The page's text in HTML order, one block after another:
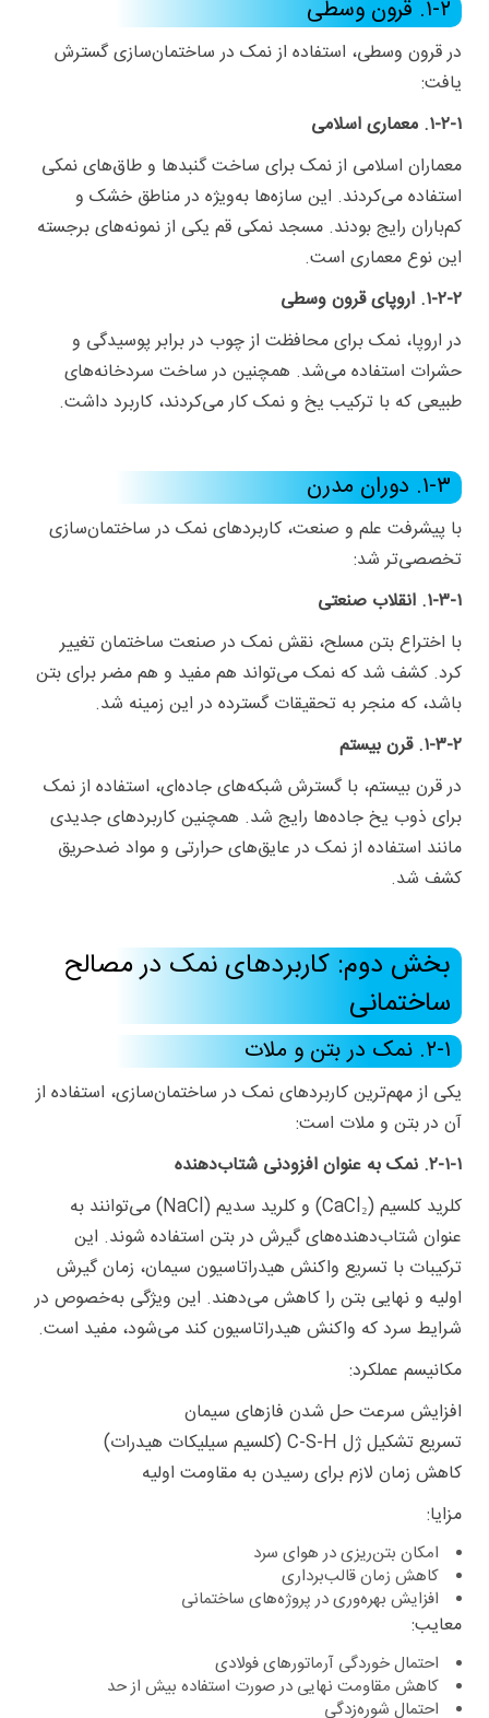
۱-۲. قرون وسطی
در قرون وسطی، استفاده از نمک در ساختمان‌سازی گسترش
یافت:
۱-۲-۱. معماری اسلامی
معماران اسلامی از نمک برای ساخت گنبدها و طاق‌های نمکی
استفاده می‌کردند. این سازه‌ها به‌ویژه در مناطق خشک و
کم‌باران رایج بودند. مسجد نمکی قم یکی از نمونه‌های برجسته
این نوع معماری است.
۱-۲-۲. اروپای قرون وسطی
در اروپا، نمک برای محافظت از چوب در برابر پوسیدگی و
حشرات استفاده می‌شد. همچنین در ساخت سردخانه‌های
طبیعی که با ترکیب یخ و نمک کار می‌کردند، کاربرد داشت.
۱-۳. دوران مدرن
با پیشرفت علم و صنعت، کاربردهای نمک در ساختمان‌سازی
تخصصی‌تر شد:
۱-۳-۱. انقلاب صنعتی
با اختراع بتن مسلح، نقش نمک در صنعت ساختمان تغییر
کرد. کشف شد که نمک می‌تواند هم مفید و هم مضر برای بتن
باشد، که منجر به تحقیقات گسترده در این زمینه شد.
۱-۳-۲. قرن بیستم
در قرن بیستم، با گسترش شبکه‌های جاده‌ای، استفاده از نمک
برای ذوب یخ جاده‌ها رایج شد. همچنین کاربردهای جدیدی
مانند استفاده از نمک در عایق‌های حرارتی و مواد ضدحریق
کشف شد.
بخش دوم: کاربردهای نمک در مصالح
ساختمانی
۲-۱. نمک در بتن و ملات
یکی از مهم‌ترین کاربردهای نمک در ساختمان‌سازی، استفاده از
آن در بتن و ملات است:
۲-۱-۱. نمک به عنوان افزودنی شتاب‌دهنده
کلرید کلسیم (CaCl₂) و کلرید سدیم (NaCl) می‌توانند به
عنوان شتاب‌دهنده‌های گیرش در بتن استفاده شوند. این
ترکیبات با تسریع واکنش هیدراتاسیون سیمان، زمان گیرش
اولیه و نهایی بتن را کاهش می‌دهند. این ویژگی به‌خصوص در
شرایط سرد که واکنش هیدراتاسیون کند می‌شود، مفید است.
مکانیسم عملکرد:
افزایش سرعت حل شدن فازهای سیمان
تسریع تشکیل ژل C-S-H (کلسیم سیلیکات هیدرات)
کاهش زمان لازم برای رسیدن به مقاومت اولیه
مزایا:
امکان بتن‌ریزی در هوای سرد
کاهش زمان قالب‌برداری
افزایش بهره‌وری در پروژه‌های ساختمانی
معایب:
احتمال خوردگی آرماتورهای فولادی
کاهش مقاومت نهایی در صورت استفاده بیش از حد
احتمال شوره‌زدگی